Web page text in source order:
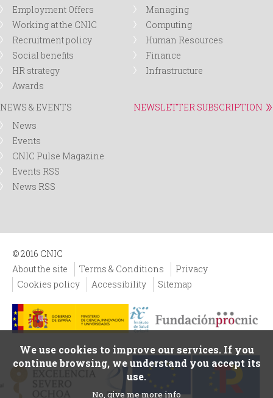
Employment Offers
Working at the CNIC
Recruitment policy
Social benefits
HR strategy
Awards
Managing
Computing
Human Resources
Finance
Infrastructure
NEWS & EVENTS
News
Events
CNIC Pulse Magazine
Events RSS
News RSS
NEWSLETTER SUBSCRIPTION
© 2016 CNIC
About the site
Terms & Conditions
Privacy
Cookies policy
Accessibility Sitemap
We use cookies to improve our services. If you
continue browsing, we understand you accept its
use.
No, give me more info